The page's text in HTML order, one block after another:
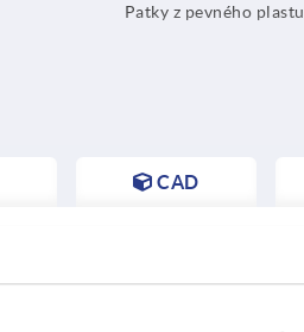
Patky z pevného plastu.
CAD